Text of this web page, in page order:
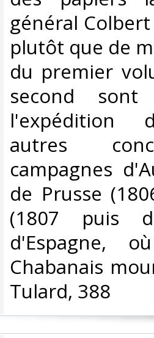
général
plutôt que de
du premier
second sont
l'expédition
autres
campagnes
de Prusse
(1807 puis
d'Espagne,
Chabanais
Tulard, 388‎